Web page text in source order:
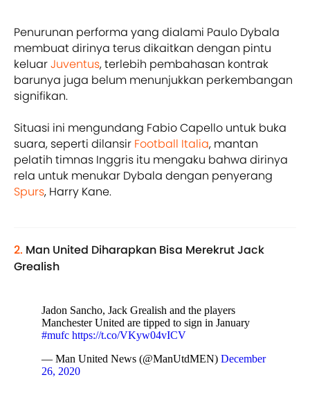
Penurunan performa yang dialami Paulo Dybala
membuat dirinya terus dikaitkan dengan pintu
keluarJuventus, terlebih pembahasan kontrak
barunya juga belum menunjukkan perkembangan
signifikan.
Situasi ini mengundang Fabio Capello untuk buka
suara, seperti dilansir Football Italia, mantan
pelatih timnas Inggris itu mengaku bahwa dirinya
rela untuk menukar Dybala dengan penyerang
Spurs, Harry Kane.
2. Man United Diharapkan Bisa Merekrut Jack
Grealish
Jadon Sancho, Jack Grealish and the players
Manchester United are tipped to sign in January
#mufc https://t.co/VKyw04vICV
— Man United News (@ManUtdMEN) December
26, 2020